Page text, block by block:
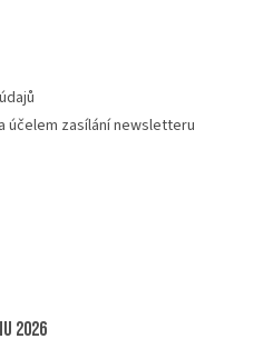
účelem zasílání newsletteru
2026